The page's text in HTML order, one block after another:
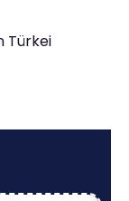
Türkei